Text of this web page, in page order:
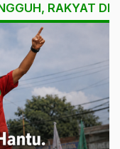
RAKYAT